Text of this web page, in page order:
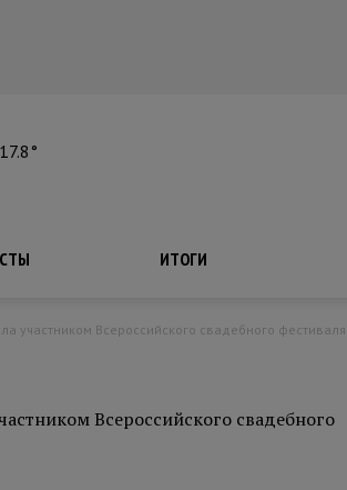
17.8°
ИТОГИ
Всероссийского свадебного